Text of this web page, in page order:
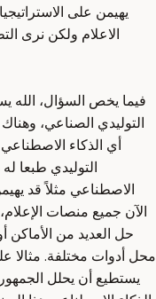
يهيمن على
الاعلام ولكن نرى
فيما يخص السؤال، الله
التوليدي الصناعي،
أي الذكاء
التوليدي طبعا
الاصطناعي مثلاً قد
الآن جميع منصات
حل العديد من الأماكن
محل أدوات مختلفة. مثالا
يستطيع أن يحلل